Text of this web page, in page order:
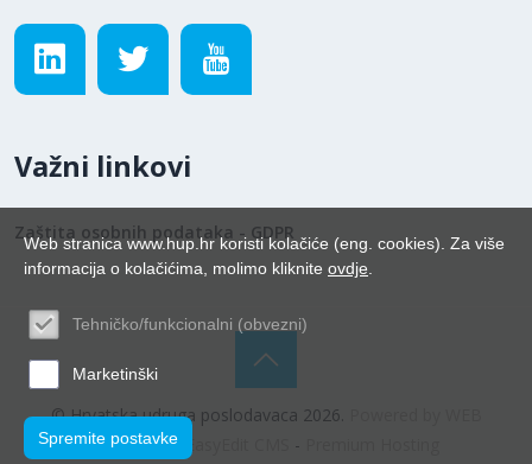
Važni linkovi
Zaštita osobnih podataka - GDPR
© Hrvatska udruga poslodavaca 2026.
Marketing- -
Web stranica www.hup.hr koristi kolačiće (eng. cookies). Za više
informacija o kolačićima, molimo kliknite ovdje
Tehničko/funkcionalni (obvezni)
Marketinški
Spremite postavke